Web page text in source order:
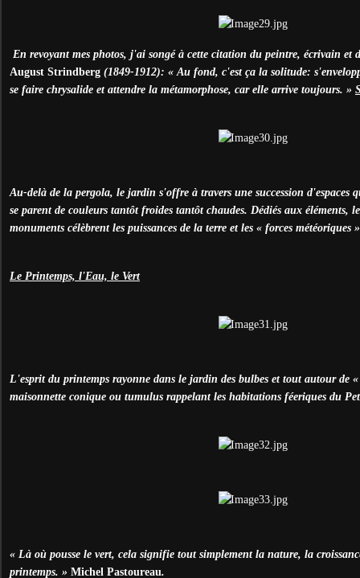
En revoyant mes photos, j'ai songé à cette citation du peintre, écrivain et
August Strindberg (1849-1912): « Au fond, c'est ça la solitude:
se faire chrysalide et attendre la métamorphose, car elle arrive toujours. »
Au-delà de la pergola, le jardin s'offre à travers une succession d'espaces
se parent de couleurs tantôt froides tantôt chaudes. Dédiés aux éléments,
monuments célèbrent les puissances de la terre et les « forces
Le Printemps, l'Eau, le Vert
L'esprit du printemps rayonne dans le jardin des bulbes et tout autour de
maisonnette conique ou tumulus rappelant les habitations féeriques du
« Là où pousse le vert, cela signifie tout simplement la nature, la
printemps. » Michel Pastoureau.